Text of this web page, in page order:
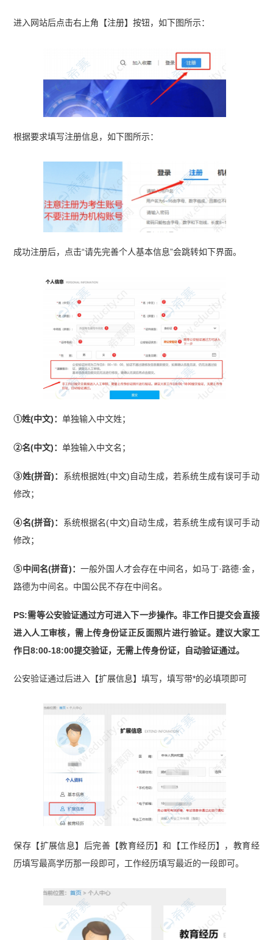
进入网站后点击右上角【注册】按钮，如下图所示：
根据要求填写注册信息，如下图所示：
成功注册后，点击“请先完善个人基本信息”会跳转如下界面。
①姓(中文)：单独输入中文姓；
②名(中文)：单独输入中文名；
③姓(拼音)： 系统根据姓(中文)自动生成，若系统生成有误可手动
修改；
④名(拼音)： 系统根据名(中文)自动生成，若系统生成有误可手动
修改；
⑤中间名(拼音)： 一般外国人才会存在中间名，如马丁·路德·金，
路德为中间名。中国公民不存在中间名。
PS:需等公安验证通过方可进入下一步操作。非工作日提交会直接
进入人工审核，需上传身份证正反面照片进行验证。建议大家工
作日8:00-18:00提交验证，无需上传身份证，自动验证通过。
公安验证通过后进入【扩展信息】填写，填写带*的必填项即可
保存【扩展信息】后完善【教育经历】和【工作经历】，教育经
历填写最高学历那一段即可，工作经历填写最近的一段即可。